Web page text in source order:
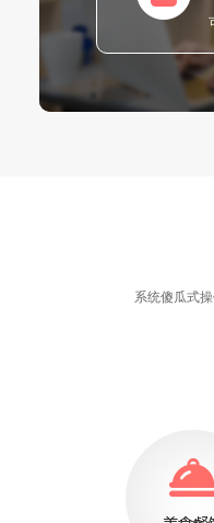
系统傻瓜式